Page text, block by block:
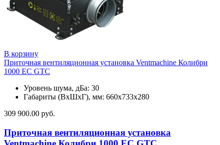
В корзину
Приточная вентиляционная установка Ventmachine Колибри
1000 EC GTC
Уровень шума, дБа: 30
Габариты (ВхШхГ), мм: 660х733х280
309 900.00 руб.
Приточная вентиляционная установка